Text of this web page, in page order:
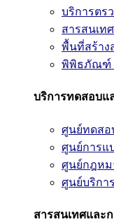
บริการตร
สารสนเท
พื้นที่สร้าง
พิพิธภัณฑ์
บริการทดสอบแ
ศูนย์ทดสอ
ศูนย์การแ
ศูนย์กฎหม
ศูนย์บริกา
สารสนเทศและ